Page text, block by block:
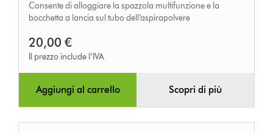
Consente di alloggiare la spazzola multifunzione e la
bocchetta a lancia sul tubo dell’aspirapolvere
20,00 €
Il prezzo include l’IVA
Aggiungi al carrello Scopri di più